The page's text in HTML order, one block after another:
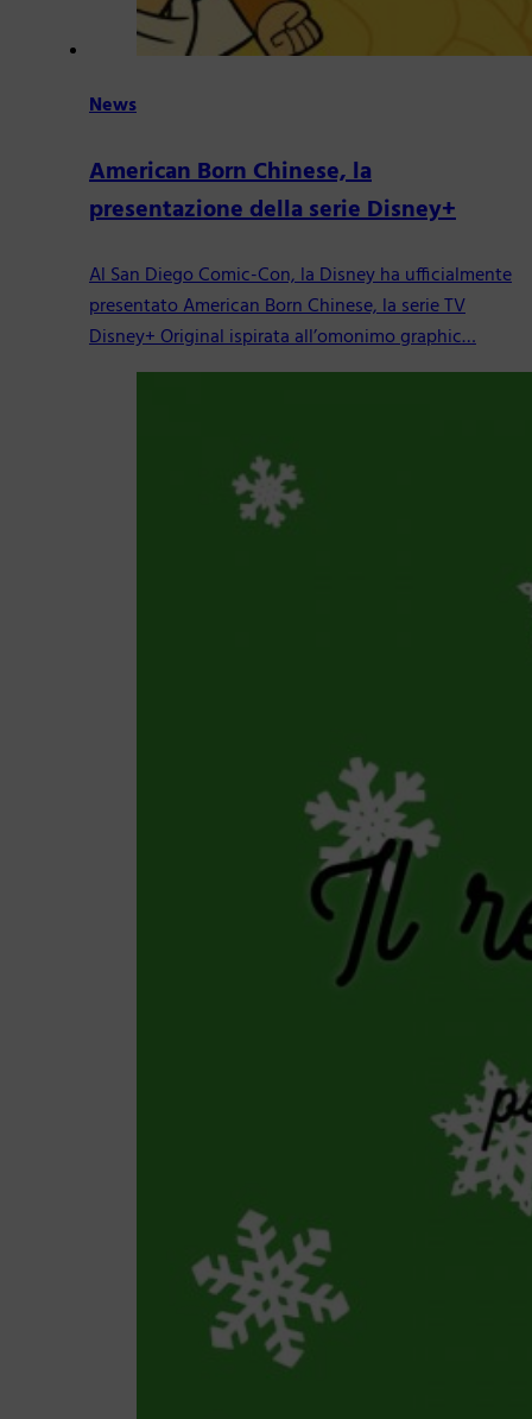
News
American Born Chinese, la
presentazione della serie Disney+
Al San Diego Comic-Con, la Disney ha ufficialmente
presentato American Born Chinese, la serie TV
Disney+ Original ispirata all’omonimo graphic…